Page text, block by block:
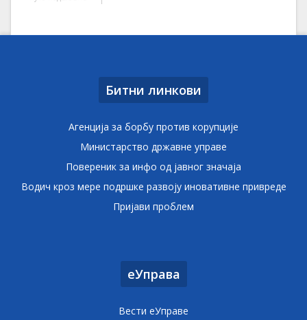
Битни линкови
Агенција за борбу против корупције
Министарство државне управе
Повереник за инфо од јавног значаја
Водич кроз мере подршке развоју иновативне привреде
Пријави проблем
еУправа
Вести еУправе